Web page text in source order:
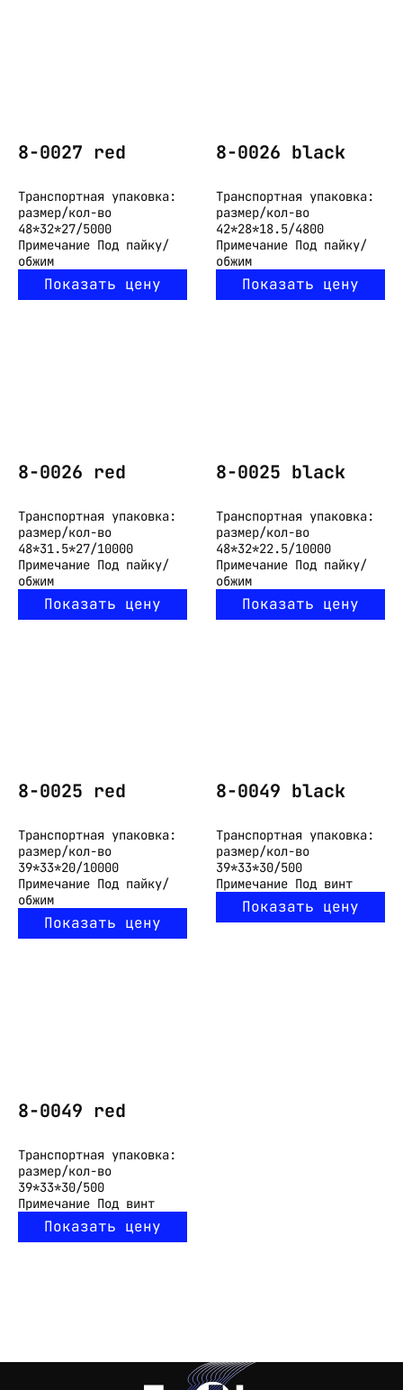
8-0027 red
Транспортная упаковка:
размер/кол-во
48*32*27/5000
Примечание Под пайку/
обжим
Показать цену
8-0026 black
Транспортная упаковка:
размер/кол-во
42*28*18.5/4800
Примечание Под пайку/
обжим
Показать цену
8-0026 red
Транспортная упаковка:
размер/кол-во
48*31.5*27/10000
Примечание Под пайку/
обжим
Показать цену
8-0025 black
Транспортная упаковка:
размер/кол-во
48*32*22.5/10000
Примечание Под пайку/
обжим
Показать цену
8-0025 red
Транспортная упаковка:
размер/кол-во
39*33*20/10000
Примечание Под пайку/
обжим
Показать цену
8-0049 black
Транспортная упаковка:
размер/кол-во
39*33*30/500
Примечание Под винт
Показать цену
8-0049 red
Транспортная упаковка:
размер/кол-во
39*33*30/500
Примечание Под винт
Показать цену